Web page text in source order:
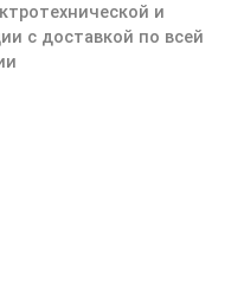
и
с доставкой по всей